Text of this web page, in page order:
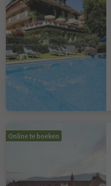
Online te boeken